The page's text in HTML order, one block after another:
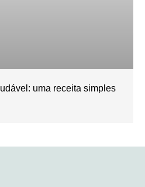
uma receita simples